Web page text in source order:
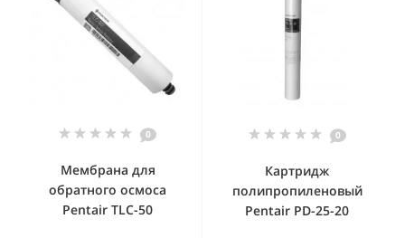
0
Мембрана для
обратного осмоса
Pentair TLC-50
0
Картридж
полипропиленовый
Pentair PD-25-20